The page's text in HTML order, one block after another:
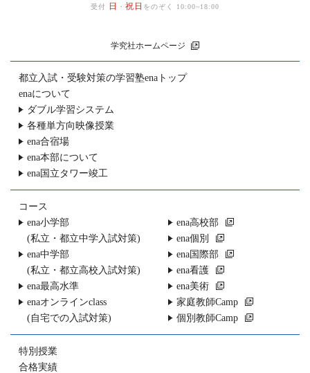
受付 日 ・ 祝日 をのぞく 10:00~18:00
学究社ホームページ
都立入試・受験対策の学習塾enaトップ
enaについて
ダブル学習システム
各種単方向映像授業
ena合宿場
ena本部について
ena国立タワー竣工
コース
ena小学部
(私立・都立中学入試対策)
ena中学部
(私立・都立高校入試対策)
ena最高水準
enaオンラインclass
(自宅での入試対策)
ena高校部
ena個別
ena国際部
ena看護
ena美術
家庭教師Camp
個別教師Camp
特別授業
合格実績